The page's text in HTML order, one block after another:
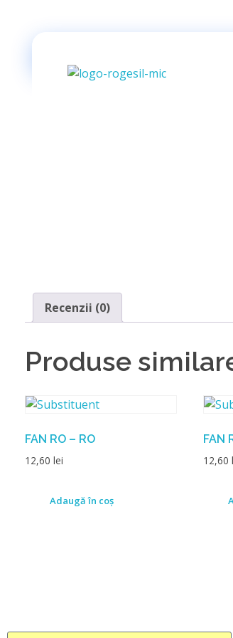
Recenzii (0)
Produse
FAN RO – RO
12,60 lei
Adaugă în coș
FAN
12,60